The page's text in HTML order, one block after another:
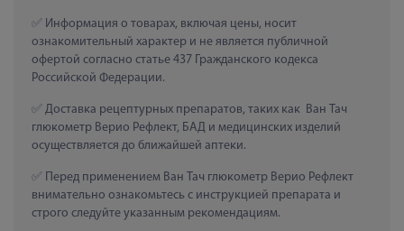
Информация о товарах, включая цены, носит
ознакомительный характер и не является публичной
офертой согласно статье 437 Гражданского кодекса
Российской Федерации.
Доставка рецептурных препаратов, таких как  Ван Тач
глюкометр Верио Рефлект, БАД и медицинских изделий
осуществляется до ближайшей аптеки.
Перед применением Ван Тач глюкометр Верио Рефлект
внимательно ознакомьтесь с инструкцией препарата и
строго следуйте указанным рекомендациям.